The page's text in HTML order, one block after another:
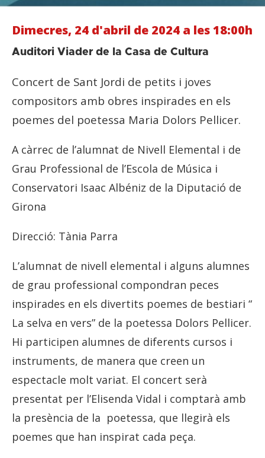
Dimecres, 24 d'abril de 2024 a les 18:00h
Auditori Viader de la Casa de Cultura
Concert de Sant Jordi de petits i joves
compositors amb obres inspirades en els
poemes del poetessa Maria Dolors Pellicer.
A càrrec de l’alumnat de Nivell Elemental i de
Grau Professional de l’Escola de Música i
Conservatori Isaac Albéniz de la Diputació de
Girona
Direcció: Tània Parra
L’alumnat de nivell elemental i alguns alumnes
de grau professional compondran peces
inspirades en els divertits poemes de bestiari “
La selva en vers” de la poetessa Dolors Pellicer.
Hi participen alumnes de diferents cursos i
instruments, de manera que creen un
espectacle molt variat. El concert serà
presentat per l’Elisenda Vidal i comptarà amb
la presència de la poetessa, que llegirà els
poemes que han inspirat cada peça.